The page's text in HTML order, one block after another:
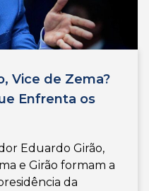
Vice de Zema?
Enfrenta os
Eduardo Girão,
e Girão formam a
da